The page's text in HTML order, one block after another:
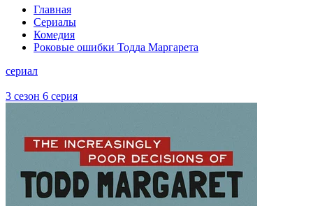
Главная
Сериалы
Комедия
Роковые ошибки Тодда Маргарета
сериал
3 сезон 6 серия